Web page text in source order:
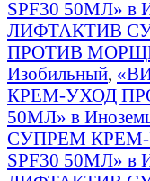
SPF30 50МЛ» в
ЛИФТАКТИВ
ПРОТИВ
Изобильный,
КРЕМ-УХОД
50МЛ» в
СУПРЕМ
SPF30 50МЛ» в